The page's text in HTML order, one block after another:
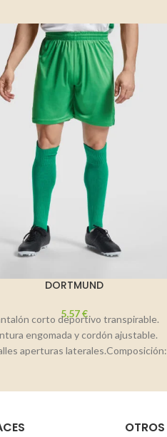
DORTMUND
5,57€
corto deportivo transpirable.
engomada y cordón ajustable.
aperturas laterales.Composición:
OTROS